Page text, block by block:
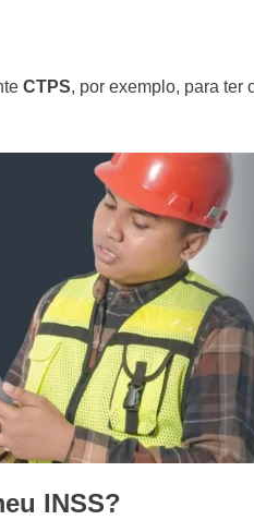
CTPS, por exemplo, para ter
INSS?